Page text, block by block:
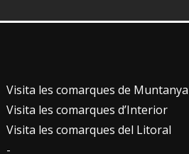
Visita les comarques de Muntanya
Visita les comarques d’Interior
Visita les comarques del Litoral
-